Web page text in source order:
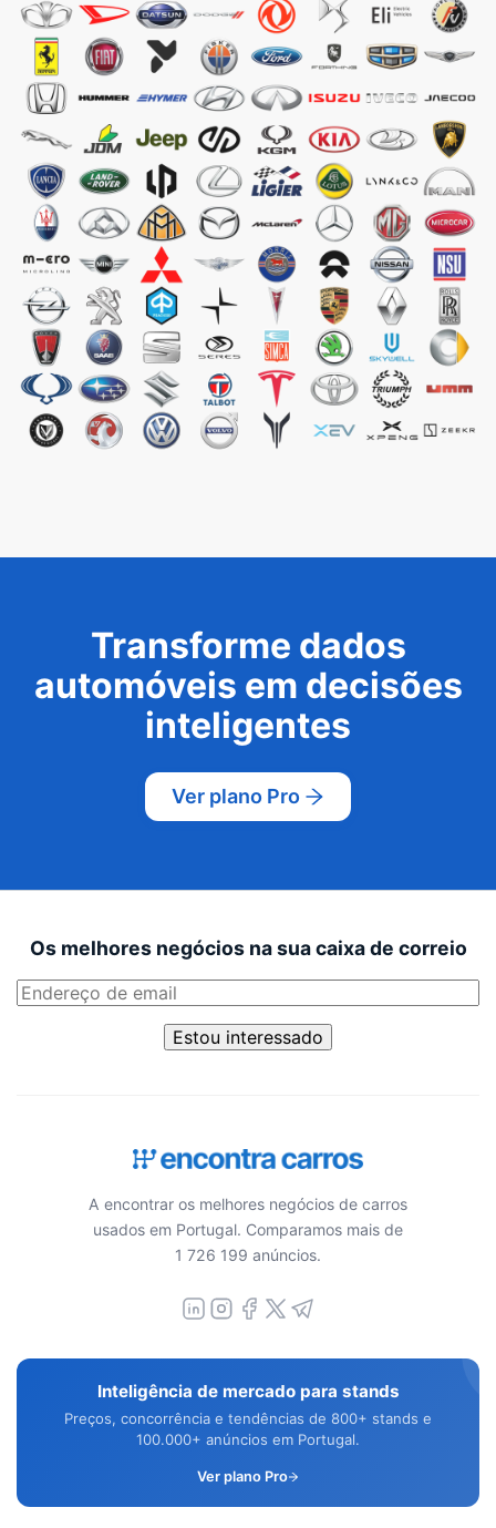
Transforme dados
automóveis em decisões
inteligentes
Ver plano Pro
Os melhores negócios na sua caixa de correio
Estou interessado
A encontrar os melhores negócios de carros
usados em Portugal. Comparamos mais de
1 726 199 anúncios.
Inteligência de mercado para stands
Preços, concorrência e tendências de 800+ stands e
100.000+ anúncios em Portugal.
Ver plano Pro